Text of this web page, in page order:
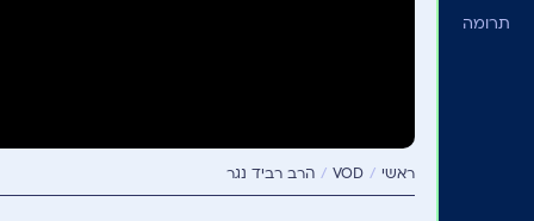
תרומה
ראשי VOD הרב רביד נגר